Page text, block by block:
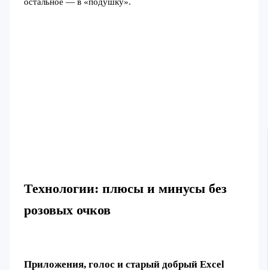
Технологии: плюсы и минусы без
розовых очков
Приложения, голос и старый добрый Excel